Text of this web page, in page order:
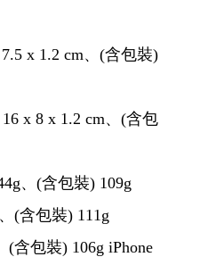
x 1.2 cm、(含包裝)
x 8 x 1.2 cm、(含包
、(含包裝) 109g
(含包裝) 111g
(含包裝) 106g iPhone